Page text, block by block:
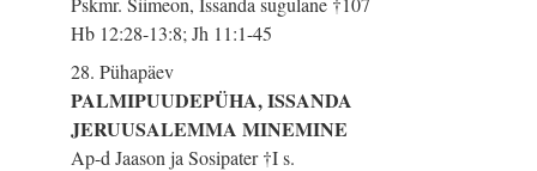
Hb 12:28-13:8; Jh 11:1-45
28. Pühapäev
PALMIPUUDEPÜHA, ISSANDA
JERUUSALEMMA MINEMINE
Ap-d Jaason ja Sosipater †I s.